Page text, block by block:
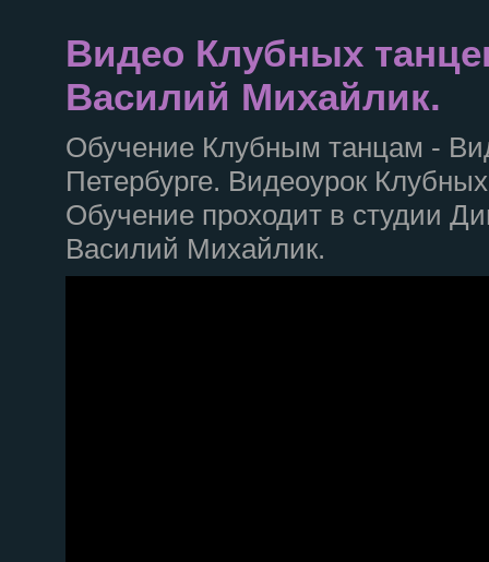
Видео Клубных
Василий Михайлик.
Обучение Клубным танцам -
Петербурге. Видеоурок
Обучение проходит в студии
Василий Михайлик.